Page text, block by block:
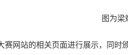
图为梁
赛网站的相关页面进行展示，同